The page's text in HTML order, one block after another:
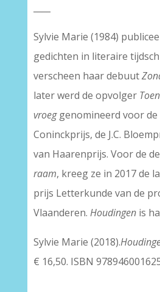
Sylvie Marie (1984)
gedichten in literaire
verscheen haar debuut
later werd de opvolger
vroeggenomineerd voor de
Coninckprijs, de J.C.
van Haarenprijs. Voor de
raam, kreeg ze in 2017 de
prijs Letterkunde van de
Vlaanderen. Houdingenis
Sylvie Marie (2018).
€ 16,50. ISBN